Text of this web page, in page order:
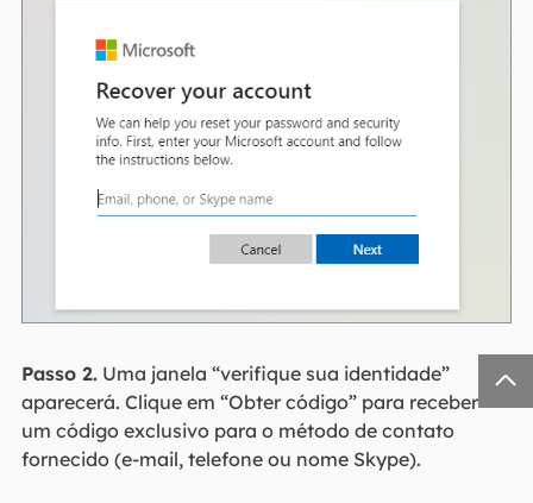
Passo 2.Uma janela “verifique sua identidade”
aparecerá. Clique em “Obter código” para receber
um código exclusivo para o método de contato
fornecido (e-mail, telefone ou nome Skype).
